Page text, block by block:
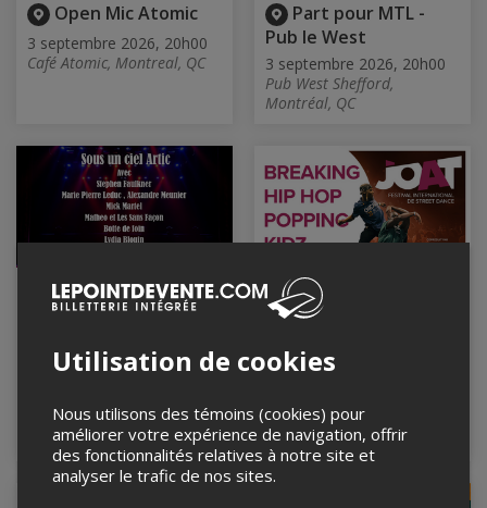
Open Mic Atomic
3 septembre 2026, 20h00
Café Atomic, Montreal, QC
Part pour MTL -
Pub le West
3 septembre 2026, 20h00
Pub West Shefford,
Montréal, QC
Sous un ciel Artic
3 septembre 2026, 20h00
Montréal, QC
JOAT Festival
international de
FORFAIT Breaking \ Hip
Hop \ Popping \
Du 3 au 6 septembre 2026
Club Soda, Montréal, QC
Utilisation de cookies
Nous utilisons des témoins (cookies) pour
améliorer votre expérience de navigation, offrir
des fonctionnalités relatives à notre site et
analyser le trafic de nos sites.